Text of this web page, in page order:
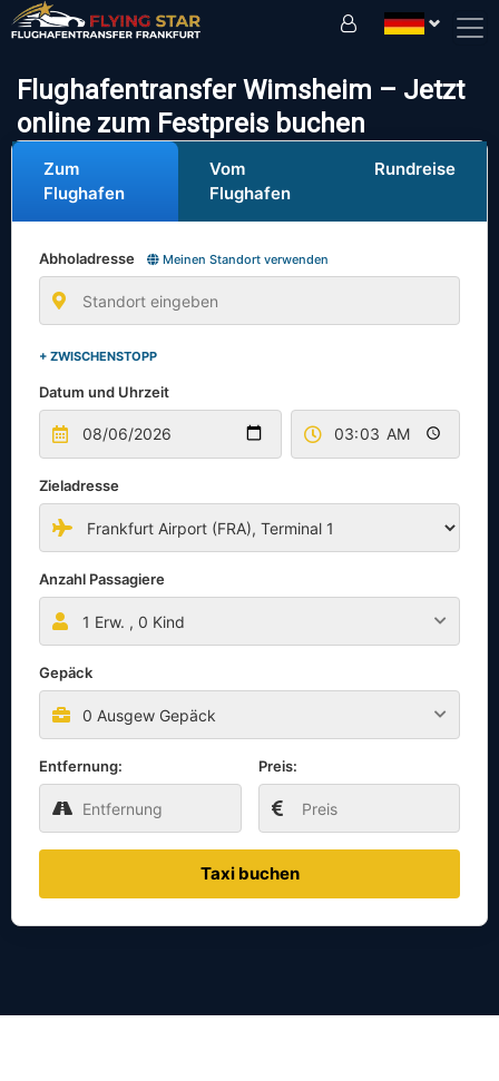
Flughafentransfer Wimsheim – Jetzt
online zum Festpreis buchen
Zum
Flughafen
Vom
Flughafen
Rundreise
Abholadresse Meinen Standort verwenden
+ ZWISCHENSTOPP
Datum und Uhrzeit
Zieladresse
Anzahl Passagiere
1 Erw. , 0 Kind
Gepäck
0 Ausgew Gepäck
Entfernung: Preis:
Taxi buchen